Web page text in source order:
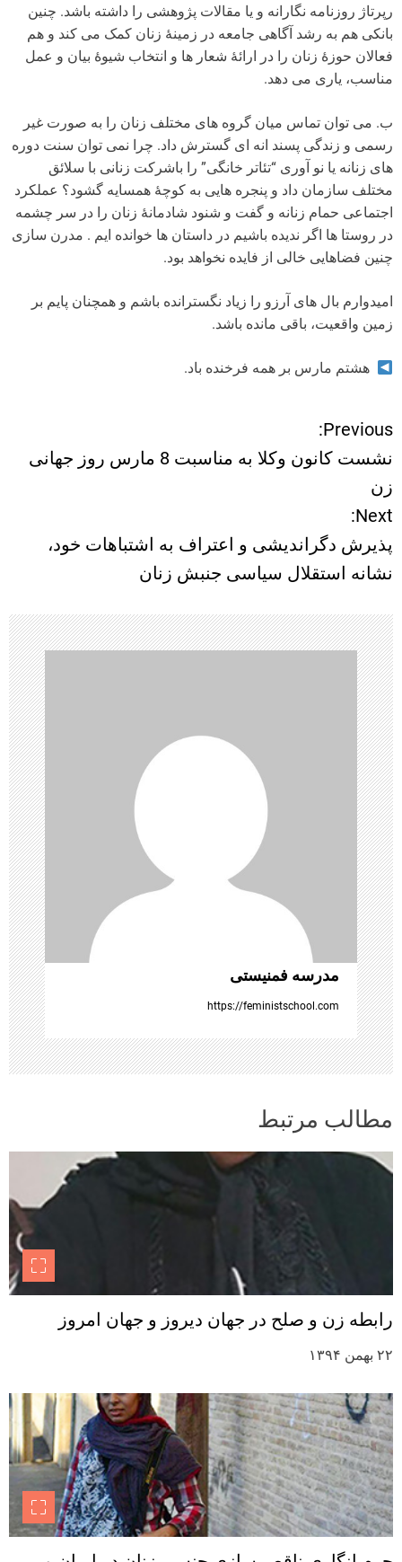
رپرتاژ روزنامه نگارانه و یا مقالات پژوهشی را داشته باشد. چنین
بانکی هم به رشد آگاهی جامعه در زمینۀ زنان کمک می کند و هم
فعالان حوزۀ زنان را در ارائۀ شعار ها و انتخاب شیوۀ بیان و عمل
مناسب، یاری می دهد.
ب. می توان تماس میان گروه های مختلف زنان را به صورت غیر
رسمی و زندگی پسند انه ای گسترش داد. چرا نمی توان سنت دوره
های زنانه یا نو آوری “تئاتر خانگی” را باشرکت زنانی با سلائق
مختلف سازمان داد و پنجره هایی به کوچۀ همسایه گشود؟ عملکرد
اجتماعی حمام زنانه و گفت و شنود شادمانۀ زنان را در سر چشمه
در روستا ها اگر ندیده باشیم در داستان ها خوانده ایم . مدرن سازی
چنین فضاهایی خالی از فایده نخواهد بود.
امیدوارم بال های آرزو را زیاد نگسترانده باشم و همچنان پایم بر
زمین واقعیت، باقی مانده باشد.
هشتم مارس بر همه فرخنده باد.
ر
ا
ه
ب
ر
ی
ن
و
ش
ت
ه‌
ه
ا
Previous:
نشست کانون وکلا به مناسبت 8 مارس روز جهانی
زن
Next:
پذیرش دگراندیشی و اعتراف به اشتباهات خود،
نشانه استقلال سیاسی جنبش زنان
مدرسه فمنیستی
https://feministschool.com
مطالب مرتبط
رابطه زن و صلح در جهان دیروز و جهان امروز
۲۲ بهمن ۱۳۹۴